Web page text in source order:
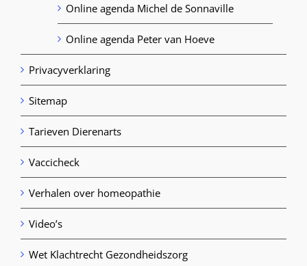
Online agenda Michel de Sonnaville
Online agenda Peter van Hoeve
Privacyverklaring
Sitemap
Tarieven Dierenarts
Vaccicheck
Verhalen over homeopathie
Video’s
Wet Klachtrecht Gezondheidszorg